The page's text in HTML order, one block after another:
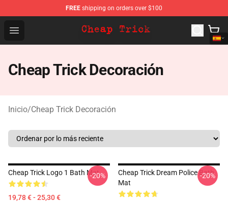
FREE shipping on orders over $100
Open menu
Cheap Trick Store - Official Cheap Trick Merchandise
Cheap Trick Decoración
Inicio/Cheap Trick Decoración
Cheap Trick Logo 1 Bath Mat
19,78 € - 25,30 €
-20%
Cheap Trick Dream Police Bath
Mat
-20%